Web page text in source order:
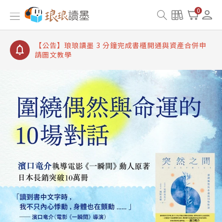
0
【公告】琅琅讀墨書櫃開通常見問題
【公告】琅琅讀墨 3 分鐘完成書櫃開通與資產合併申
【公告】琅琅書店服務升級重要說明及資產合併結果
查詢
【公告】琅琅讀墨數位閱讀資產合併與書櫃開通申請